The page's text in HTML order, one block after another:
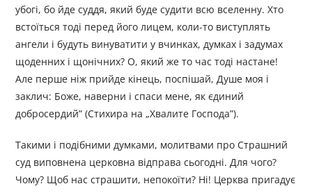
убогі, бо йде суддя, який буде судити всю вселенну. Хто
встоїться тоді перед його лицем, коли-то виступлять
ангели і будуть винуватити у вчинках, думках і задумах
щоденних і щонічних? О, який же то час тоді настане!
Але перше ніж прийде кінець, поспішай, Душе моя і
заклич: Боже, наверни і спаси мене, як єдиний
добросердий” (Стихира на „Хвалите Господа”).
Такими і подібними думками, молитвами про Страшний
суд виповнена церковна відправа сьогодні. Для чого?
Чому? Щоб нас страшити, непокоїти? Ні! Церква пригадує